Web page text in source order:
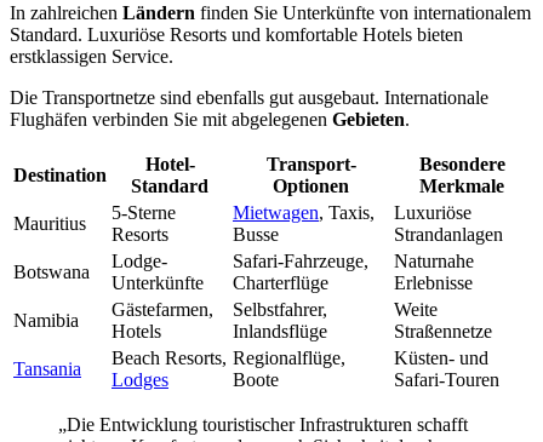
In zahlreichen Ländern finden Sie Unterkünfte von internationalem
Standard. Luxuriöse Resorts und komfortable Hotels bieten
erstklassigen Service.
Die Transportnetze sind ebenfalls gut ausgebaut. Internationale
Flughäfen verbinden Sie mit abgelegenen Gebieten.
Destination
Hotel-
Standard
Transport-
Optionen
Besondere
Merkmale
Mauritius
5-Sterne
Resorts
Mietwagen, Taxis,
Busse
Luxuriöse
Strandanlagen
Botswana
Lodge-
Unterkünfte
Safari-Fahrzeuge,
Charterflüge
Naturnahe
Erlebnisse
Namibia
Gästefarmen,
Hotels
Selbstfahrer,
Inlandsflüge
Weite
Straßennetze
Tansania
Beach Resorts,
Lodges
Regionalflüge,
Boote
Küsten- und
Safari-Touren
„Die Entwicklung touristischer Infrastrukturen schafft